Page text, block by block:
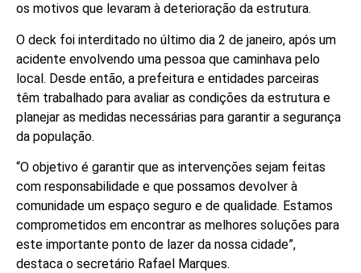
os motivos que levaram à deterioração da estrutura.
O deck foi interditado no último dia 2 de janeiro, após um
acidente envolvendo uma pessoa que caminhava pelo
local. Desde então, a prefeitura e entidades parceiras
têm trabalhado para avaliar as condições da estrutura e
planejar as medidas necessárias para garantir a segurança
da população.
“O objetivo é garantir que as intervenções sejam feitas
com responsabilidade e que possamos devolver à
comunidade um espaço seguro e de qualidade. Estamos
comprometidos em encontrar as melhores soluções para
este importante ponto de lazer da nossa cidade”,
destaca o secretário Rafael Marques.